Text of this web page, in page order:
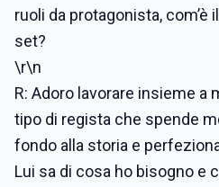
ruoli da protagonista, com’è
set?
\r\n
R: Adoro lavorare insieme a
tipo di regista che spende
fondo alla storia e
Lui sa di cosa ho bisogno e